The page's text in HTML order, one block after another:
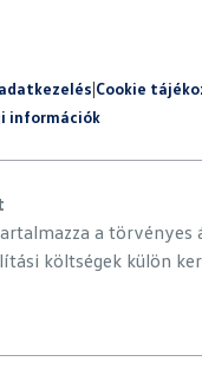
|Cookie
információk
a törvényes
költségek külön